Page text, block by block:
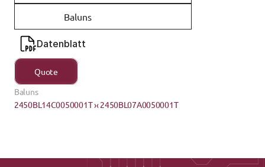
Baluns
Datenblatt
Quote
Baluns
2450BL14C0050001T ›‹ 2450BL07A0050001T